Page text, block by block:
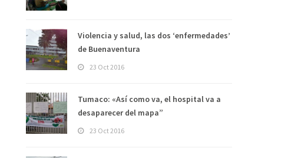
Violencia y salud, las dos ‘enfermedades’
de Buenaventura
23 Oct 2016
Tumaco: «Así como va, el hospital va a
desaparecer del mapa”
23 Oct 2016